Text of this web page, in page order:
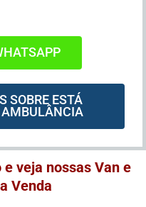
SOBRE ESTÁ
AMBULÂNCIA
veja nossas Van e
Venda